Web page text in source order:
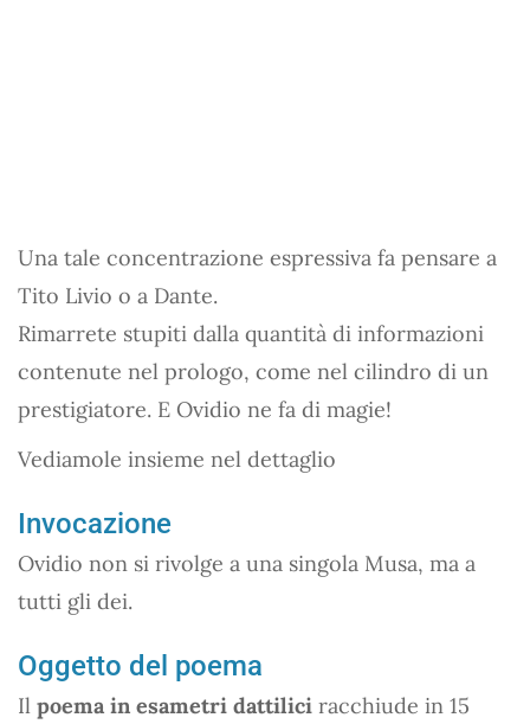
Una tale concentrazione espressiva fa pensare a
Tito Livio o a Dante.
Rimarrete stupiti dalla quantità di informazioni
contenute nel prologo, come nel cilindro di un
prestigiatore. E Ovidio ne fa di magie!
Vediamole insieme nel dettaglio
Invocazione
Ovidio non si rivolge a una singola Musa, ma a
tutti gli dei.
Oggetto del poema
Il poema in esametri dattilici racchiude in 15